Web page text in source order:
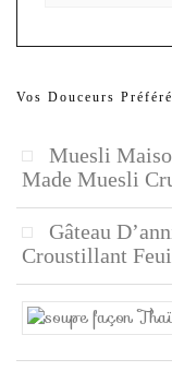
Vos Douceurs
Muesli
Made Muesli
Gâteau
Croustillant